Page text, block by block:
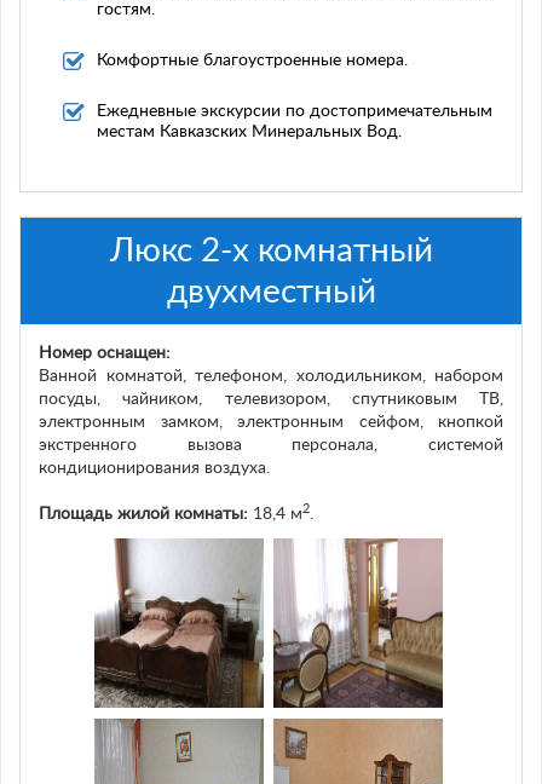
гостям.
Комфортные благоустроенные номера.
Ежедневные экскурсии по достопримечательным
местам Кавказских Минеральных Вод.
Люкс 2-х комнатный
двухместный
Номер оснащен:
Ванной комнатой, телефоном, холодильником, набором
посуды, чайником, телевизором, спутниковым ТВ,
электронным замком, электронным сейфом, кнопкой
экстренного вызова персонала, системой
кондиционирования воздуха.
Площадь жилой комнаты: 18,4 м2.